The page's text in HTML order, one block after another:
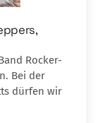
Rocker-
Bei der
dürfen wir